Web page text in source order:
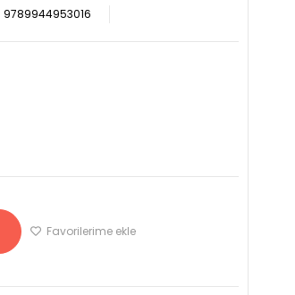
9789944953016
Favorilerime ekle